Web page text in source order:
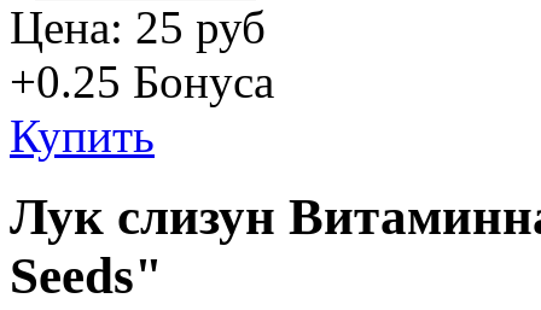
Цена: 25 руб
+0.25 Бонуса
Купить
Лук слизун
Seeds"